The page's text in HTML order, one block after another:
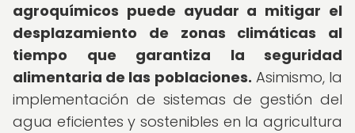
agroquímicos puede ayudar a mitigar el
desplazamiento de zonas climáticas al
tiempo que garantiza la seguridad
alimentaria de las poblaciones. Asimismo, la
implementación de sistemas de gestión del
agua eficientes y sostenibles en la agricultura